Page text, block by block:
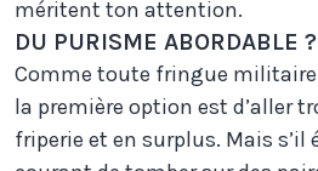
méritent ton attention.
DU PURISME ABORDABLE ?
Comme toute fringue
la première option est d’aller
friperie et en surplus. Mais